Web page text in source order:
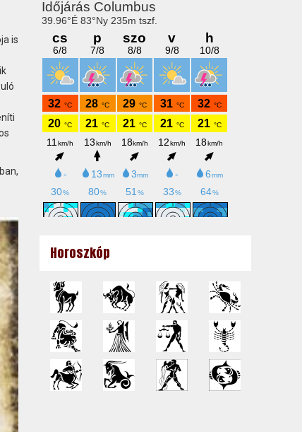
is
Horoszkóp